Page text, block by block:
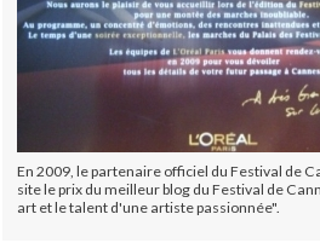
En 2009, le partenaire officiel du Festival de
site le prix du meilleur blog du Festival de
art et le talent d'une artiste passionnée".